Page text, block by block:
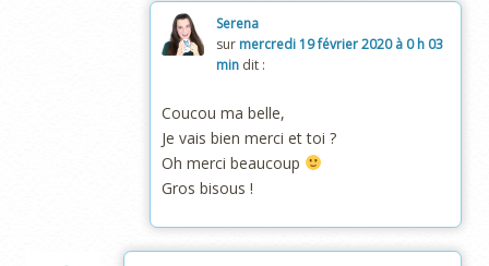
Serena
sur mercredi 19 février 2020 à 0 h 03
min dit :
Coucou ma belle,
Je vais bien merci et toi ?
Oh merci beaucoup
Gros bisous !